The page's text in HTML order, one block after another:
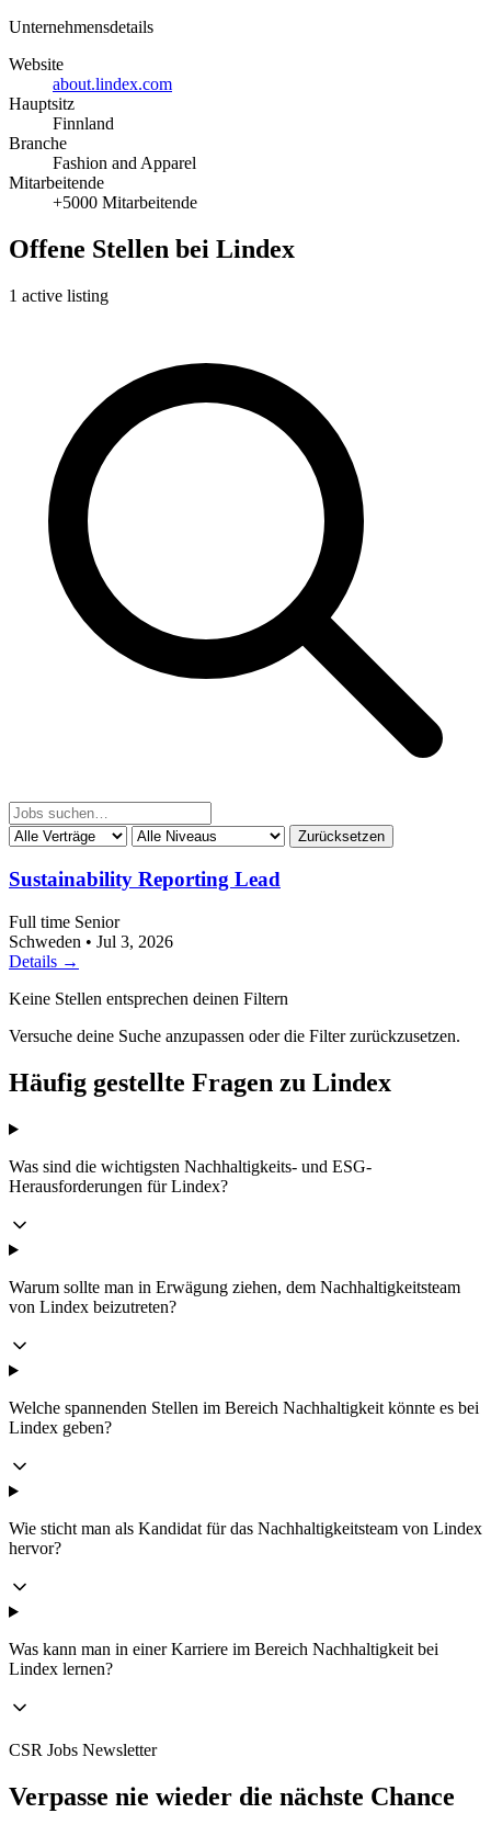
Unternehmensdetails
Website
about.lindex.com
Hauptsitz
Finnland
Branche
Fashion and Apparel
Mitarbeitende
+5000 Mitarbeitende
Offene Stellen bei Lindex
1 active listing
Zurücksetzen
Sustainability Reporting Lead
Full time Senior
Schweden • Jul 3, 2026
Details →
Keine Stellen entsprechen deinen Filtern
Versuche deine Suche anzupassen oder die Filter zurückzusetzen.
Häufig gestellte Fragen zu Lindex
Was sind die wichtigsten Nachhaltigkeits- und ESG-
Herausforderungen für Lindex?
Warum sollte man in Erwägung ziehen, dem Nachhaltigkeitsteam
von Lindex beizutreten?
Welche spannenden Stellen im Bereich Nachhaltigkeit könnte es bei
Lindex geben?
Wie sticht man als Kandidat für das Nachhaltigkeitsteam von Lindex
hervor?
Was kann man in einer Karriere im Bereich Nachhaltigkeit bei
Lindex lernen?
CSR Jobs Newsletter
Verpasse nie wieder die nächste Chance